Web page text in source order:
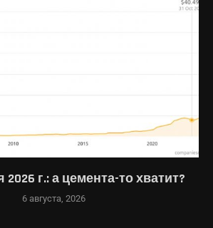
г.: а цемента-то хватит?
6 августа, 2026